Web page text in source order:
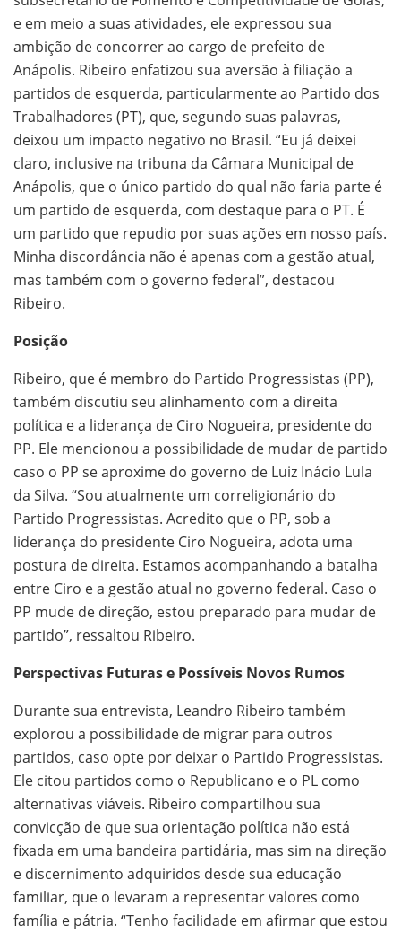
e em meio a suas atividades, ele expressou sua
ambição de concorrer ao cargo de prefeito de
Anápolis. Ribeiro enfatizou sua aversão à filiação a
partidos de esquerda, particularmente ao Partido dos
Trabalhadores (PT), que, segundo suas palavras,
deixou um impacto negativo no Brasil. “Eu já deixei
claro, inclusive na tribuna da Câmara Municipal de
Anápolis, que o único partido do qual não faria parte é
um partido de esquerda, com destaque para o PT. É
um partido que repudio por suas ações em nosso país.
Minha discordância não é apenas com a gestão atual,
mas também com o governo federal”, destacou
Ribeiro.
Posição
Ribeiro, que é membro do Partido Progressistas (PP),
também discutiu seu alinhamento com a direita
política e a liderança de Ciro Nogueira, presidente do
PP. Ele mencionou a possibilidade de mudar de partido
caso o PP se aproxime do governo de Luiz Inácio Lula
da Silva. “Sou atualmente um correligionário do
Partido Progressistas. Acredito que o PP, sob a
liderança do presidente Ciro Nogueira, adota uma
postura de direita. Estamos acompanhando a batalha
entre Ciro e a gestão atual no governo federal. Caso o
PP mude de direção, estou preparado para mudar de
partido”, ressaltou Ribeiro.
Perspectivas Futuras e Possíveis Novos Rumos
Durante sua entrevista, Leandro Ribeiro também
explorou a possibilidade de migrar para outros
partidos, caso opte por deixar o Partido Progressistas.
Ele citou partidos como o Republicano e o PL como
alternativas viáveis. Ribeiro compartilhou sua
convicção de que sua orientação política não está
fixada em uma bandeira partidária, mas sim na direção
e discernimento adquiridos desde sua educação
familiar, que o levaram a representar valores como
família e pátria. “Tenho facilidade em afirmar que estou